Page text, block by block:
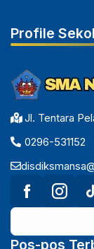
Profile
Jl. Tentara
0296-531152
Pos-pos